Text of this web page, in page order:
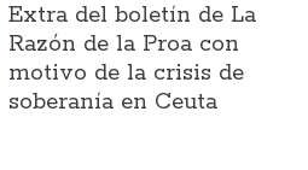
Extra del boletín de La
Razón de la Proa con
motivo de la crisis de
soberanía en Ceuta